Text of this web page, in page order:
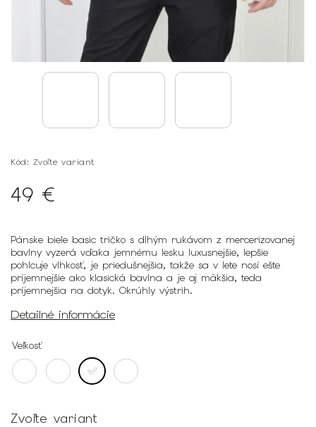
Kód: Zvoľte variant
49 €
Pánske biele basic tričko s dlhým rukávom z mercerizovanej
bavlny vyzerá vďaka jemnému lesku luxusnejšie, lepšie
pohlcuje vlhkosť, je priedušnejšia, takže sa v lete nosí ešte
príjemnejšie ako klasická bavlna a je aj mäkšia, teda
príjemnejšia na dotyk. Okrúhly výstrih.
Detailné informácie
Veľkosť
Zvoľte variant